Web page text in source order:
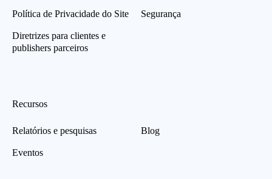
Política de Privacidade do Site
Diretrizes para clientes e
publishers parceiros
Segurança
Recursos
Relatórios e pesquisas
Eventos
Blog